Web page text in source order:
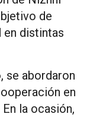
de
en distintas
se abordaron
en
la ocasión,